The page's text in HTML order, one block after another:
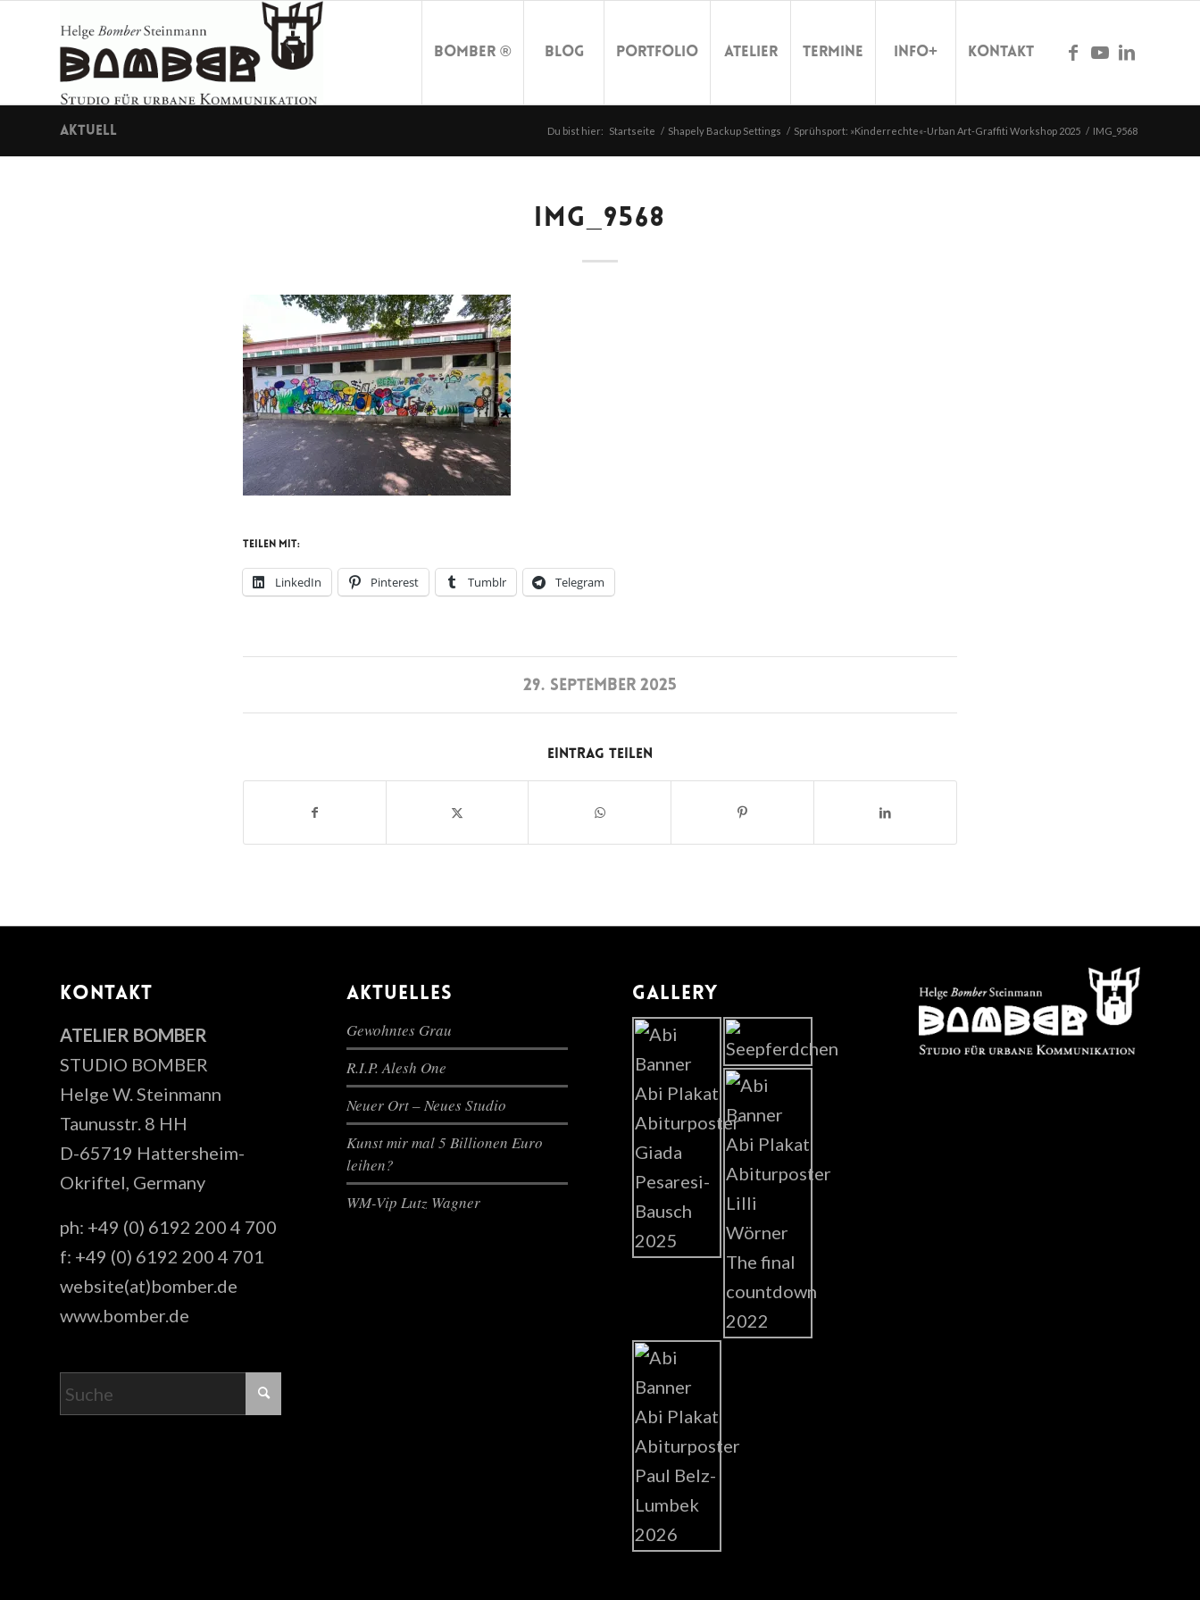
Bomber ® Blog Portfolio Atelier Termine Info+ Kontakt
Aktuell Du bist hier: Startseite / Shapely Backup Settings / Sprühsport: »Kinderrechte«-Urban Art-Graffiti Workshop 2025 / IMG_9568
IMG_9568
Teilen mit:
LinkedIn Pinterest Tumblr Telegram
29. SEPTEMBER 2025
Eintrag teilen
KONTAKT
ATELIER BOMBER
STUDIO BOMBER
Helge W. Steinmann
Taunusstr. 8 HH
D-65719 Hattersheim-
Okriftel, Germany
ph: +49 (0) 6192 200 4 700
f: +49 (0) 6192 200 4 701
website(at)bomber.de
www.bomber.de
AKTUELLES
Gewohntes Grau
R.I.P. Alesh One
Neuer Ort – Neues Studio
Kunst mir mal 5 Billionen Euro
leihen?
WM-Vip Lutz Wagner
GALLERY